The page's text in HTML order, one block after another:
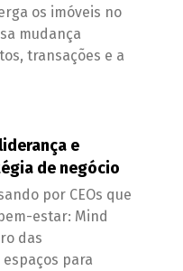
os imóveis no
mudança
transações e a
e
de negócio
por CEOs que
estar: Mind
das
para